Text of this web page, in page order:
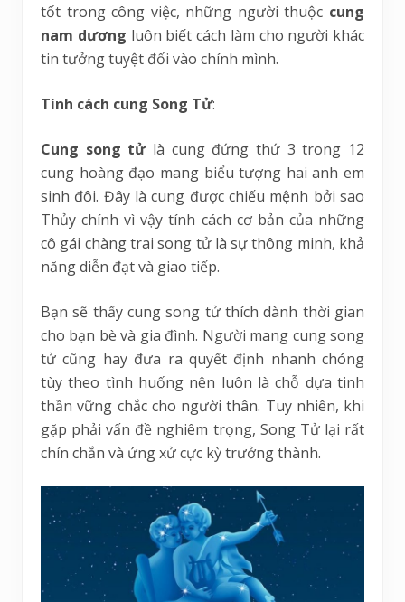
tốt trong công việc, những người thuộc cung
nam dương luôn biết cách làm cho người khác
tin tưởng tuyệt đối vào chính mình.
Tính cách cung Song Tử:
Cung song tửlà cung đứng thứ 3 trong 12
cung hoàng đạo mang biểu tượng hai anh em
sinh đôi. Đây là cung được chiếu mệnh bởi sao
Thủy chính vì vậy tính cách cơ bản của những
cô gái chàng trai song tử là sự thông minh, khả
năng diễn đạt và giao tiếp.
Bạn sẽ thấy cung song tử thích dành thời gian
cho bạn bè và gia đình. Người mang cung song
tử cũng hay đưa ra quyết định nhanh chóng
tùy theo tình huống nên luôn là chỗ dựa tinh
thần vững chắc cho người thân. Tuy nhiên, khi
gặp phải vấn đề nghiêm trọng, Song Tử lại rất
chín chắn và ứng xử cực kỳ trưởng thành.